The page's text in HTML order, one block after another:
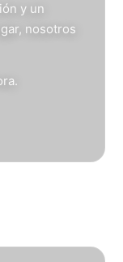
y un
nosotros